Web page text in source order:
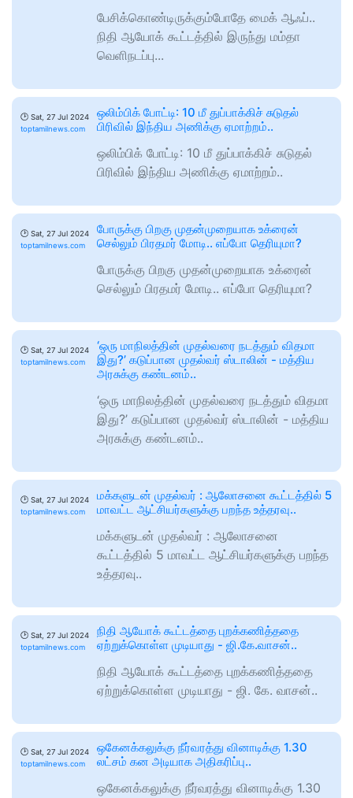
பேசிக்கொண்டிருக்கும்போதே மைக் ஆஃப்..
நிதி ஆயோக் கூட்டத்தில் இருந்து மம்தா
வெளிநடப்பு...
🕑 Sat, 27 Jul 2024
toptamilnews.com
ஒலிம்பிக் போட்டி: 10 மீ துப்பாக்கிச் சுடுதல்
பிரிவில் இந்திய அணிக்கு ஏமாற்றம்..
ஒலிம்பிக் போட்டி: 10 மீ துப்பாக்கிச் சுடுதல்
பிரிவில் இந்திய அணிக்கு ஏமாற்றம்..
🕑 Sat, 27 Jul 2024
toptamilnews.com
போருக்கு பிறகு முதன்முறையாக உக்ரைன்
செல்லும் பிரதமர் மோடி.. எப்போ தெரியுமா?
போருக்கு பிறகு முதன்முறையாக உக்ரைன்
செல்லும் பிரதமர் மோடி.. எப்போ தெரியுமா?
🕑 Sat, 27 Jul 2024
toptamilnews.com
‘ஒரு மாநிலத்தின் முதல்வரை நடத்தும் விதமா
இது?’ கடுப்பான முதல்வர் ஸ்டாலின் - மத்திய
அரசுக்கு கண்டனம்..
‘ஒரு மாநிலத்தின் முதல்வரை நடத்தும் விதமா
இது?’ கடுப்பான முதல்வர் ஸ்டாலின் - மத்திய
அரசுக்கு கண்டனம்..
🕑 Sat, 27 Jul 2024
toptamilnews.com
மக்களுடன் முதல்வர் : ஆலோசனை கூட்டத்தில் 5
மாவட்ட ஆட்சியர்களுக்கு பறந்த உத்தரவு..
மக்களுடன் முதல்வர் : ஆலோசனை
கூட்டத்தில் 5 மாவட்ட ஆட்சியர்களுக்கு பறந்த
உத்தரவு..
🕑 Sat, 27 Jul 2024
toptamilnews.com
நிதி ஆயோக் கூட்டத்தை புறக்கணித்ததை
ஏற்றுக்கொள்ள முடியாது - ஜி.கே.வாசன்..
நிதி ஆயோக் கூட்டத்தை புறக்கணித்ததை
ஏற்றுக்கொள்ள முடியாது - ஜி. கே. வாசன்..
🕑 Sat, 27 Jul 2024
toptamilnews.com
ஒகேனக்கலுக்கு நீர்வரத்து வினாடிக்கு 1.30
லட்சம் கன அடியாக அதிகரிப்பு..
ஒகேனக்கலுக்கு நீர்வரத்து வினாடிக்கு 1.30